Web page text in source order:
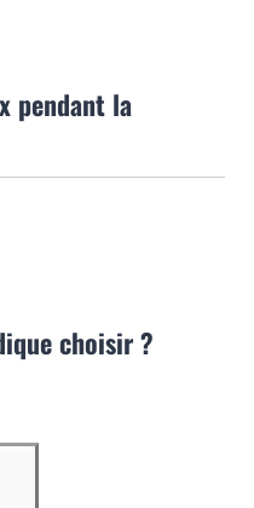
pendant la
choisir ?